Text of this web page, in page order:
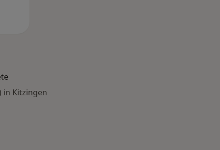
in Kitzingen